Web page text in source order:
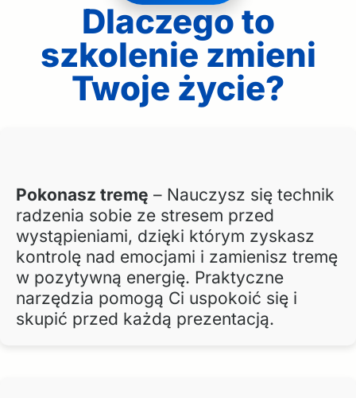
Dlaczego to
szkolenie zmieni
Twoje życie?
Pokonasz tremę – Nauczysz się technik
radzenia sobie ze stresem przed
wystąpieniami, dzięki którym zyskasz
kontrolę nad emocjami i zamienisz tremę
w pozytywną energię. Praktyczne
narzędzia pomogą Ci uspokoić się i
skupić przed każdą prezentacją.